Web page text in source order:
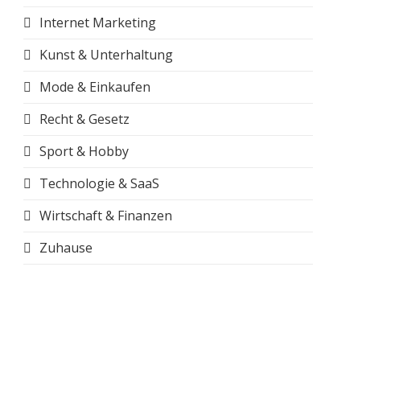
Internet Marketing
Kunst & Unterhaltung
Mode & Einkaufen
Recht & Gesetz
Sport & Hobby
Technologie & SaaS
Wirtschaft & Finanzen
Zuhause